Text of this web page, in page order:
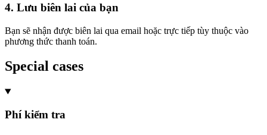
4. Lưu biên lai của bạn
Bạn sẽ nhận được biên lai qua email hoặc trực tiếp tùy thuộc vào
phương thức thanh toán.
Special cases
Phí kiểm tra